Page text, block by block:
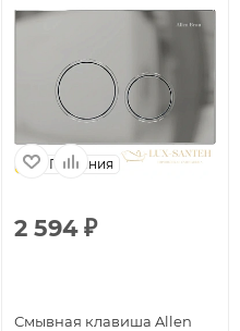
Германия
2 594₽
Смывная клавиша Allen